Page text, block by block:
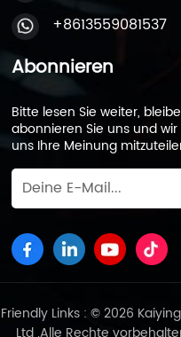
+8613559081537
Abonnieren
Bitte lesen Sie weiter,
abonnieren Sie uns und
uns Ihre Meinung
Friendly Links : © 2026